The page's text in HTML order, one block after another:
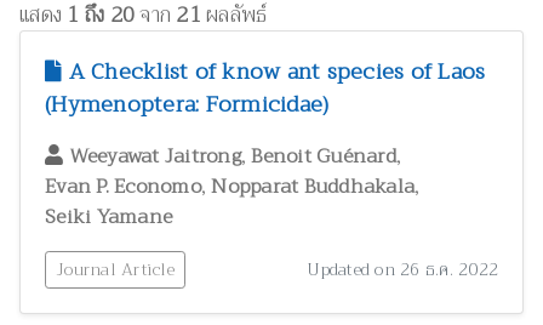
แสดง 1 ถึง 20จาก 21ผลลัพธ์
A Checklist of know ant species of Laos
(Hymenoptera: Formicidae)
Weeyawat Jaitrong,Benoit Guénard,
Evan P. Economo,Nopparat Buddhakala,
Seiki Yamane
Journal Article Updated on 26 ธ.ค. 2022
หนังสือ
ประวัติวิทยาศาสตร์
พฤกษศาสตร์และผลิตภัณฑ์จากพืช
พิพิธภัณฑ์ศึกษา
ภูมิปัญญาท้องถิ่น
มรดกวัฒนธรรม
แมลงและกีฏวิทยา
วนศาสตร์และผลิตภัณฑ์จากป่า
41
วิทยาศาสตร์ศึกษา
8
Far Eastern Entomologist
8
วารสารวนศาสตร์
Phytotaxa
Blumea: Journal of Plant Taxonomy and Plant Geography
6
2024
2023
2022
2021
2020